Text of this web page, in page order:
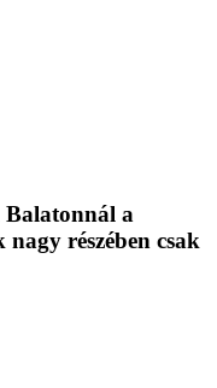
Balatonnál a
részében csak